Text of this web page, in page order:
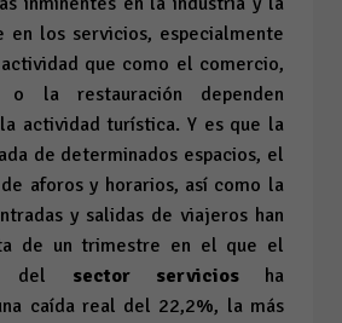
en los servicios, especialmente
que como el comercio,
la restauración dependen
actividad turística. Y es que la
de determinados espacios, el
aforos y horarios, así como la
y salidas de viajeros han
de un trimestre en el que el
del sector serviciosha
caída real del 22,2%, la más